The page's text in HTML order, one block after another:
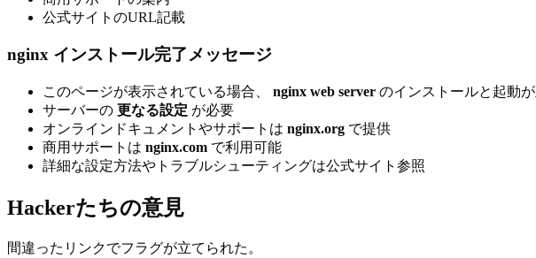
公式サイトのURL記載
nginx インストール完了メッセージ
このページが表示されている場合、 nginx web server のインストールと起動
サーバーの 更なる設定 が必要
オンラインドキュメントやサポートは nginx.org で提供
商用サポートは nginx.com で利用可能
詳細な設定方法やトラブルシューティングは公式サイト参照
Hackerたちの意見
間違ったリンクでフラグが立てられた。